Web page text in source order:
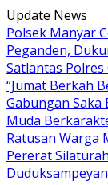
Langsung
ke
konten
Update News
Polsek Manyar
Peganden,
Satlantas
“Jumat Berkah
Gabungan Saka
Muda
Ratusan Warga
Pererat